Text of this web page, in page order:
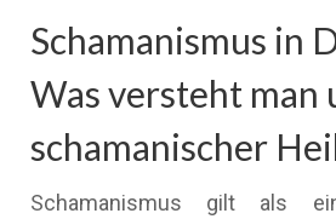
Schamanismus in
Was versteht man
schamanischer
Schamanismus gilt als